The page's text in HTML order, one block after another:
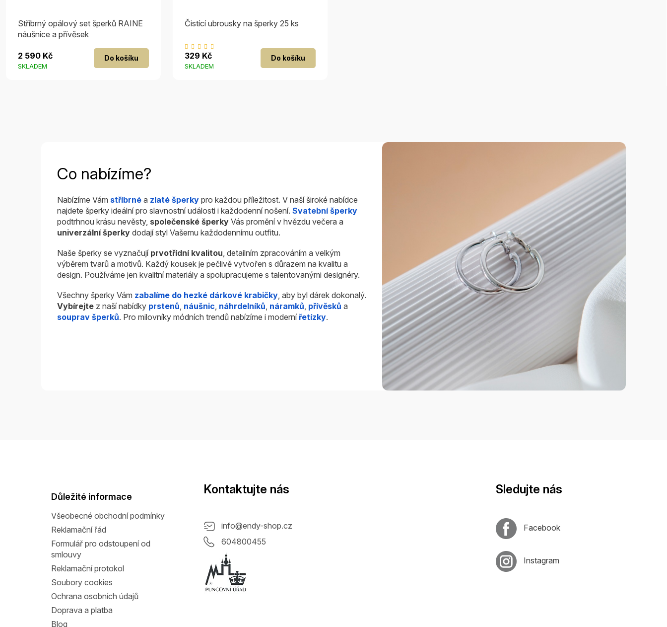
Stříbrný opálový set šperků RAINE
náušnice a přívěsek
SKLADEM
2 590 Kč Do košíku
Čistící ubrousky na šperky 25 ks
SKLADEM
329 Kč Do košíku
Co nabízíme?
Nabízíme Vám stříbrné a zlaté šperky pro každou příležitost. V naší široké nabídce
najdete šperky ideální pro slavnostní události i každodenní nošení. Svatební šperky
podtrhnou krásu nevěsty, společenské šperky Vás promění v hvězdu večera a
univerzální šperky dodají styl Vašemu každodennímu outfitu.
Naše šperky se vyznačují prvotřídní kvalitou, detailním zpracováním a velkým
výběrem tvarů a motivů. Každý kousek je pečlivě vytvořen s důrazem na kvalitu a
design. Používáme jen kvalitní materiály a spolupracujeme s talentovanými designéry.
Všechny šperky Vám zabalíme do hezké dárkové krabičky, aby byl dárek dokonalý.
Vybírejte z naší nabídky prstenů, náušnic, náhrdelníků, náramků, přívěsků a
souprav šperků. Pro milovníky módních trendů nabízíme i modernířetízky.
Důležité informace
Všeobecné obchodní podmínky
Reklamační řád
Formulář pro odstoupení od
smlouvy
Reklamační protokol
Soubory cookies
Ochrana osobních údajů
Doprava a platba
Blog
Kontaktujte nás
info@endy-shop.cz
604800455
Sledujte nás
Facebook
Instagram